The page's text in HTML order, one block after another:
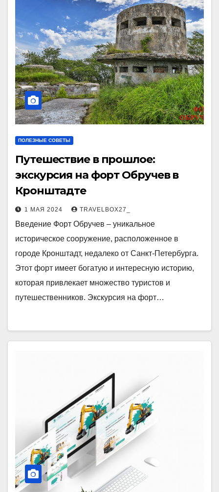
ПОЛЕЗНЫЕ СОВЕТЫ
Путешествие в прошлое:
экскурсия на форт Обручев в
Кронштадте
1 МАЯ 2024 TRAVELBOX27_
Введение Форт Обручев – уникальное
историческое сооружение, расположенное в
городе Кронштадт, недалеко от Санкт-Петербурга.
Этот форт имеет богатую и интересную историю,
которая привлекает множество туристов и
путешественников. Экскурсия на форт…